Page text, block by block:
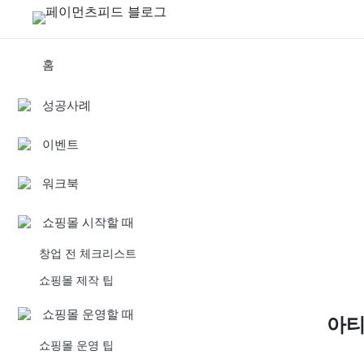
홈
성공사례
이벤트
워크북
쇼핑몰 시작할 때
창업 전 체크리스트
쇼핑몰 제작 팁
쇼핑몰 운영할 때
쇼핑몰 운영 팁
아